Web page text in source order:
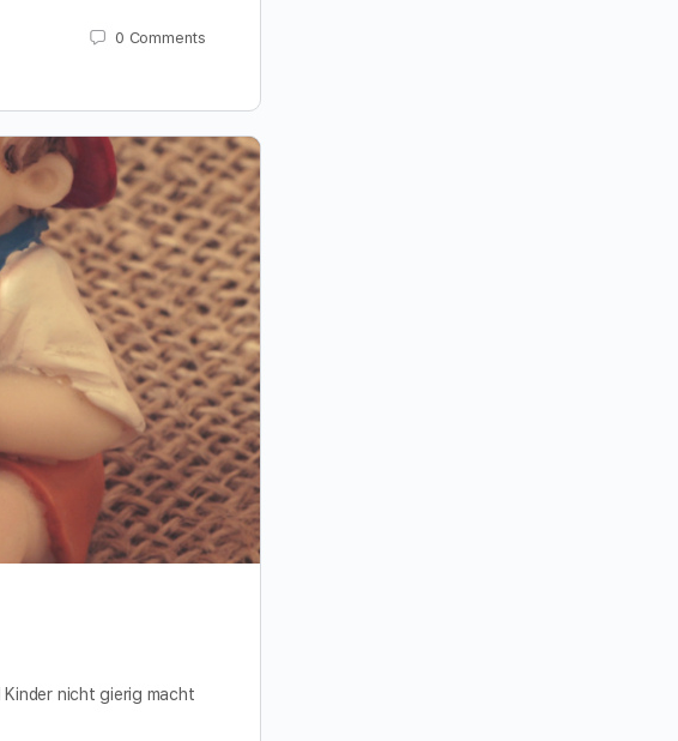
0 Comments
Kinder nicht gierig macht